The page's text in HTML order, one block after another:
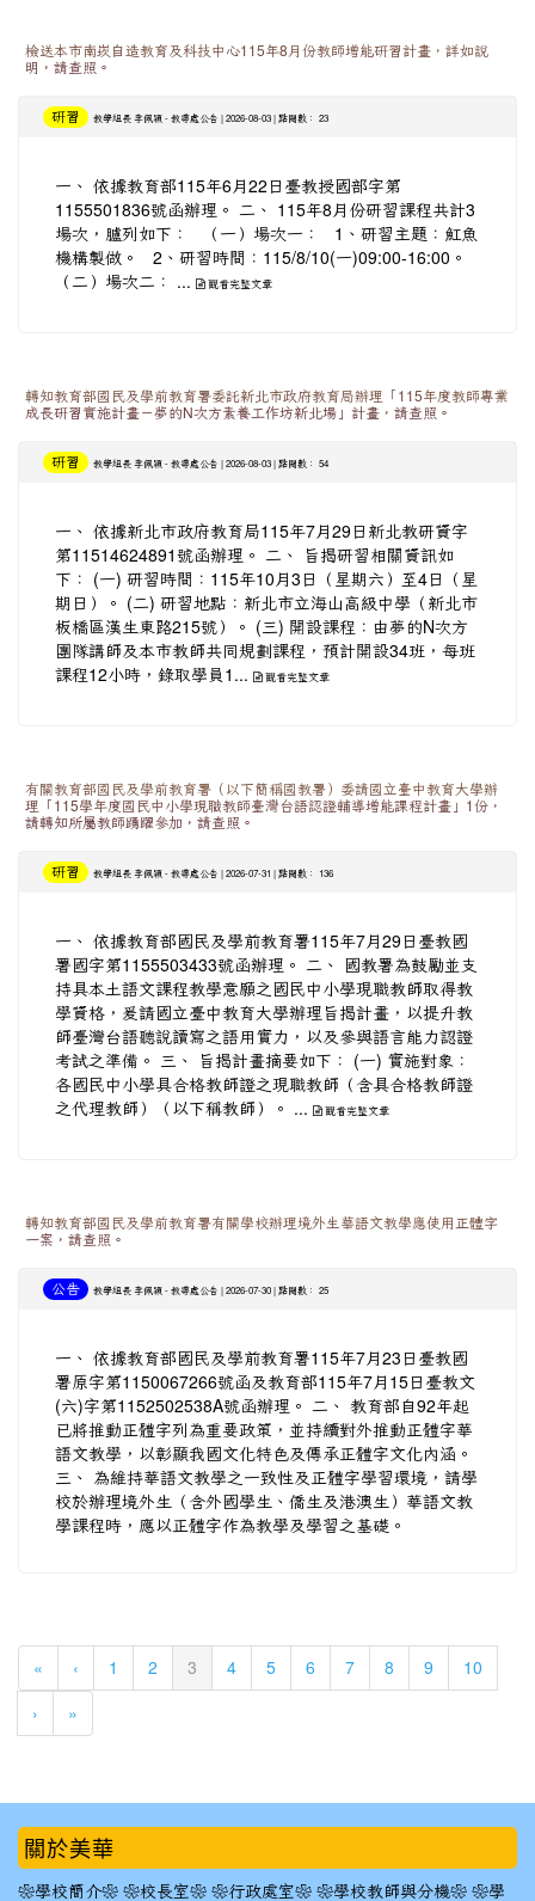
檢送本市南崁自造教育及科技中心115年8月份教師增能研習計畫，詳如說
明，請查照。
研習 教學組長 李佩穎 - 教導處公告 | 2026-08-03 | 點閱數： 23
一、 依據教育部115年6月22日臺教授國部字第
1155501836號函辦理。 二、 115年8月份研習課程共計3
場次，臚列如下： （一）場次一： 1、研習主題：魟魚
機構製做。 2、研習時間：115/8/10(一)09:00-16:00。
（二）場次二： ...
觀看完整文章
轉知教育部國民及學前教育署委託新北市政府教育局辦理「115年度教師專業
成長研習實施計畫－夢的N次方素養工作坊新北場」計畫，請查照。
研習 教學組長 李佩穎 - 教導處公告 | 2026-08-03 | 點閱數： 54
一、 依據新北市政府教育局115年7月29日新北教研資字
第11514624891號函辦理。 二、 旨揭研習相關資訊如
下： (一) 研習時間：115年10月3日（星期六）至4日（星
期日）。 (二) 研習地點：新北市立海山高級中學（新北市
板橋區漢生東路215號）。 (三) 開設課程：由夢的N次方
團隊講師及本市教師共同規劃課程，預計開設34班，每班
課程12小時，錄取學員1...
觀看完整文章
有關教育部國民及學前教育署（以下簡稱國教署）委請國立臺中教育大學辦
理「115學年度國民中小學現職教師臺灣台語認證輔導增能課程計畫」1份，
請轉知所屬教師踴躍參加，請查照。
研習 教學組長 李佩穎 - 教導處公告 | 2026-07-31 | 點閱數： 136
一、 依據教育部國民及學前教育署115年7月29日臺教國
署國字第1155503433號函辦理。 二、 國教署為鼓勵並支
持具本土語文課程教學意願之國民中小學現職教師取得教
學資格，爰請國立臺中教育大學辦理旨揭計畫，以提升教
師臺灣台語聽說讀寫之語用實力，以及參與語言能力認證
考試之準備。 三、 旨揭計畫摘要如下： (一) 實施對象：
各國民中小學具合格教師證之現職教師（含具合格教師證
之代理教師）（以下稱教師）。 ...
觀看完整文章
轉知教育部國民及學前教育署有關學校辦理境外生華語文教學應使用正體字
一案，請查照。
公告 教學組長 李佩穎 - 教導處公告 | 2026-07-30 | 點閱數： 25
一、 依據教育部國民及學前教育署115年7月23日臺教國
署原字第1150067266號函及教育部115年7月15日臺教文
(六)字第1152502538A號函辦理。 二、 教育部自92年起
已將推動正體字列為重要政策，並持續對外推動正體字華
語文教學，以彰顯我國文化特色及傳承正體字文化內涵。
三、 為維持華語文教學之一致性及正體字學習環境，請學
校於辦理境外生（含外國學生、僑生及港澳生）華語文教
學課程時，應以正體字作為教學及學習之基礎。
« ‹ 1 2 3 (current)
4 5 6 7 8 9 10
› »
::: 關於美華
❀學校簡介❀ ❀校長室❀ ❀行政處室❀ ❀學校教師與分機❀ ❀學